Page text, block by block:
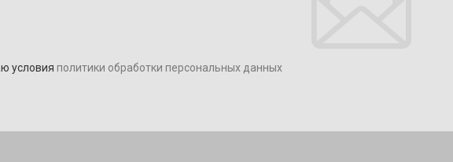
условия политики обработки персональных данных